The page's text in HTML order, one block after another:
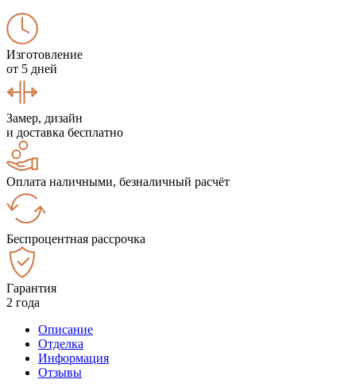
Изготовление
от 5 дней
Замер, дизайн
и доставка бесплатно
Оплата наличными, безналичный расчёт
Беспроцентная рассрочка
Гарантия
2 года
Описание
Отделка
Информация
Отзывы